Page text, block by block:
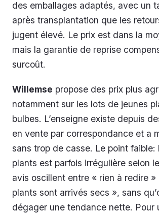
des emballages adaptés, avec un
après transplantation que les
jugent élevé. Le prix est dans la
mais la garantie de reprise
surcoût.
Willemse propose des prix plus
notamment sur les lots de jeunes
bulbes. L’enseigne existe depuis
en vente par correspondance et a
sans trop de casse. Le point faible:
plants est parfois irrégulière selon
avis oscillent entre « rien à redire »
plants sont arrivés secs », sans
dégager une tendance nette. Pour